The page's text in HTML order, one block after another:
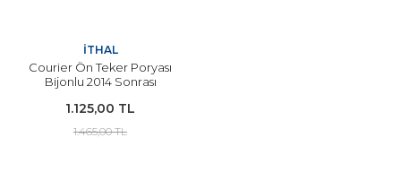
İTHAL
Courier Ön Teker Poryası
Bijonlu 2014 Sonrası
1.125,00 TL
1.465,00 TL